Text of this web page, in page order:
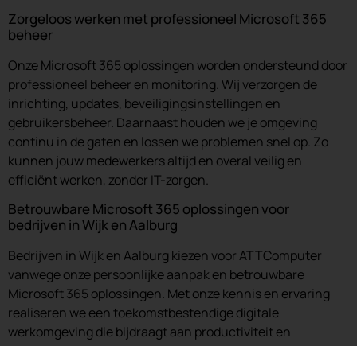
Zorgeloos werken met professioneel Microsoft 365
beheer
Onze Microsoft 365 oplossingen worden ondersteund door
professioneel beheer en monitoring. Wij verzorgen de
inrichting, updates, beveiligingsinstellingen en
gebruikersbeheer. Daarnaast houden we je omgeving
continu in de gaten en lossen we problemen snel op. Zo
kunnen jouw medewerkers altijd en overal veilig en
efficiënt werken, zonder IT-zorgen.
Betrouwbare Microsoft 365 oplossingen voor
bedrijven in Wijk en Aalburg
Bedrijven in Wijk en Aalburg kiezen voor ATTComputer
vanwege onze persoonlijke aanpak en betrouwbare
Microsoft 365 oplossingen. Met onze kennis en ervaring
realiseren we een toekomstbestendige digitale
werkomgeving die bijdraagt aan productiviteit en